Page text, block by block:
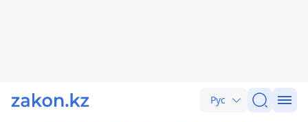
Рус